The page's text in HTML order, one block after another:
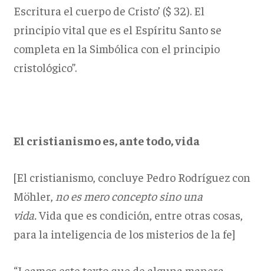
Escritura el cuerpo de Cristo’ ($ 32). El
principio vital que es el Espíritu Santo se
completa en la Simbólica con el principio
cristológico”.
El cristianismo es, ante todo, vida
[El cristianismo, concluye Pedro Rodríguez con
Möhler, no es mero concepto sino una
vida.Vida que es condición, entre otras cosas,
para la inteligencia de los misterios de la fe]